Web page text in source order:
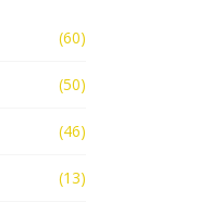
(60)
(50)
(46)
(13)